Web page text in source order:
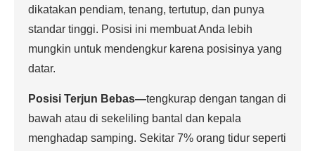
dikatakan pendiam, tenang, tertutup, dan punya
standar tinggi. Posisi ini membuat Anda lebih
mungkin untuk mendengkur karena posisinya yang
datar.
Posisi Terjun Bebas—tengkurap dengan tangan di
bawah atau di sekeliling bantal dan kepala
menghadap samping. Sekitar 7% orang tidur seperti